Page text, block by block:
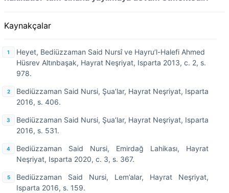
Kaynakçalar
Heyet, Bediüzzaman Said Nursî ve Hayru’l-Halefi Ahmed
Hüsrev Altınbaşak, Hayrat Neşriyat, Isparta 2013, c. 2, s.
978.
Bediüzzaman Said Nursi, Şua’lar, Hayrat Neşriyat, Isparta
2016, s. 406.
Bediüzzaman Said Nursi, Şua’lar, Hayrat Neşriyat, Isparta
2016, s. 531.
Bediüzzaman Said Nursi, Emirdağ Lahikası, Hayrat
Neşriyat, Isparta 2020, c. 3, s. 367.
Bediüzzaman Said Nursi, Lem’alar, Hayrat Neşriyat,
Isparta 2016, s. 159.